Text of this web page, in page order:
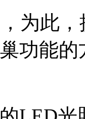
为此
功能的